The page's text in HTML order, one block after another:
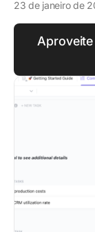
23 de janeiro de